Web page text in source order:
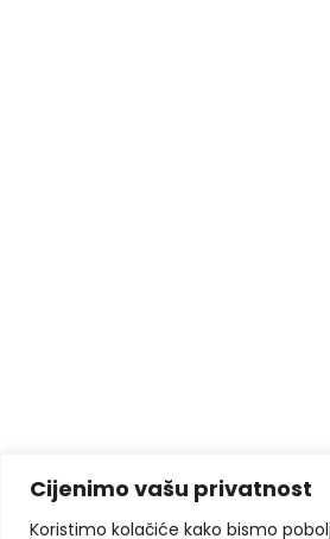
Cijenimo vašu privatnost
Koristimo kolačiće kako bismo